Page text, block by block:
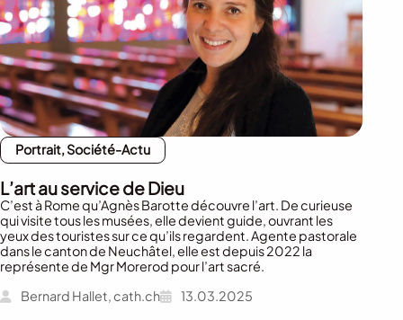
Portrait, Société-Actu
L’art au service de Dieu
C’est à Rome qu’Agnès Barotte découvre l’art. De curieuse
qui visite tous les musées, elle devient guide, ouvrant les
yeux des touristes sur ce qu’ils regardent. Agente pastorale
dans le canton de Neuchâtel, elle est depuis 2022 la
représente de Mgr Morerod pour l’art sacré.
Bernard Hallet, cath.ch
13.03.2025